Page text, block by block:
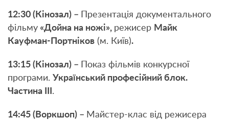
12:30 (Кінозал) –
Презентація документального
фільму «Дойна на ножі», режисер Майк
Кауфман-Портніков (м. Київ).
13:15 (Кінозал) –
Показ фільмів конкурсної
програми. Український професійний блок.
Частина ІІІ .
14:45 (Воркшоп) – Майстер-клас від режисера